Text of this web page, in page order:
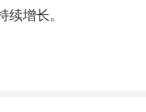
续增长。